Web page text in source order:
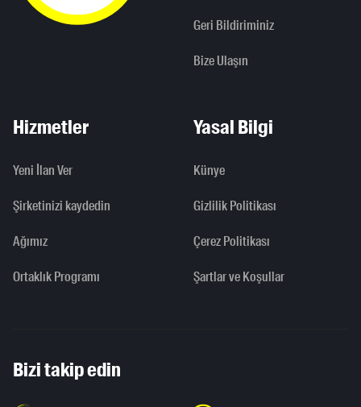
Geri Bildiriminiz
Bize Ulaşın
Hizmetler
Yeni İlan Ver
Şirketinizi kaydedin
Ağımız
Ortaklık Programı
Yasal Bilgi
Künye
Gizlilik Politikası
Çerez Politikası
Şartlar ve Koşullar
Bizi takip edin